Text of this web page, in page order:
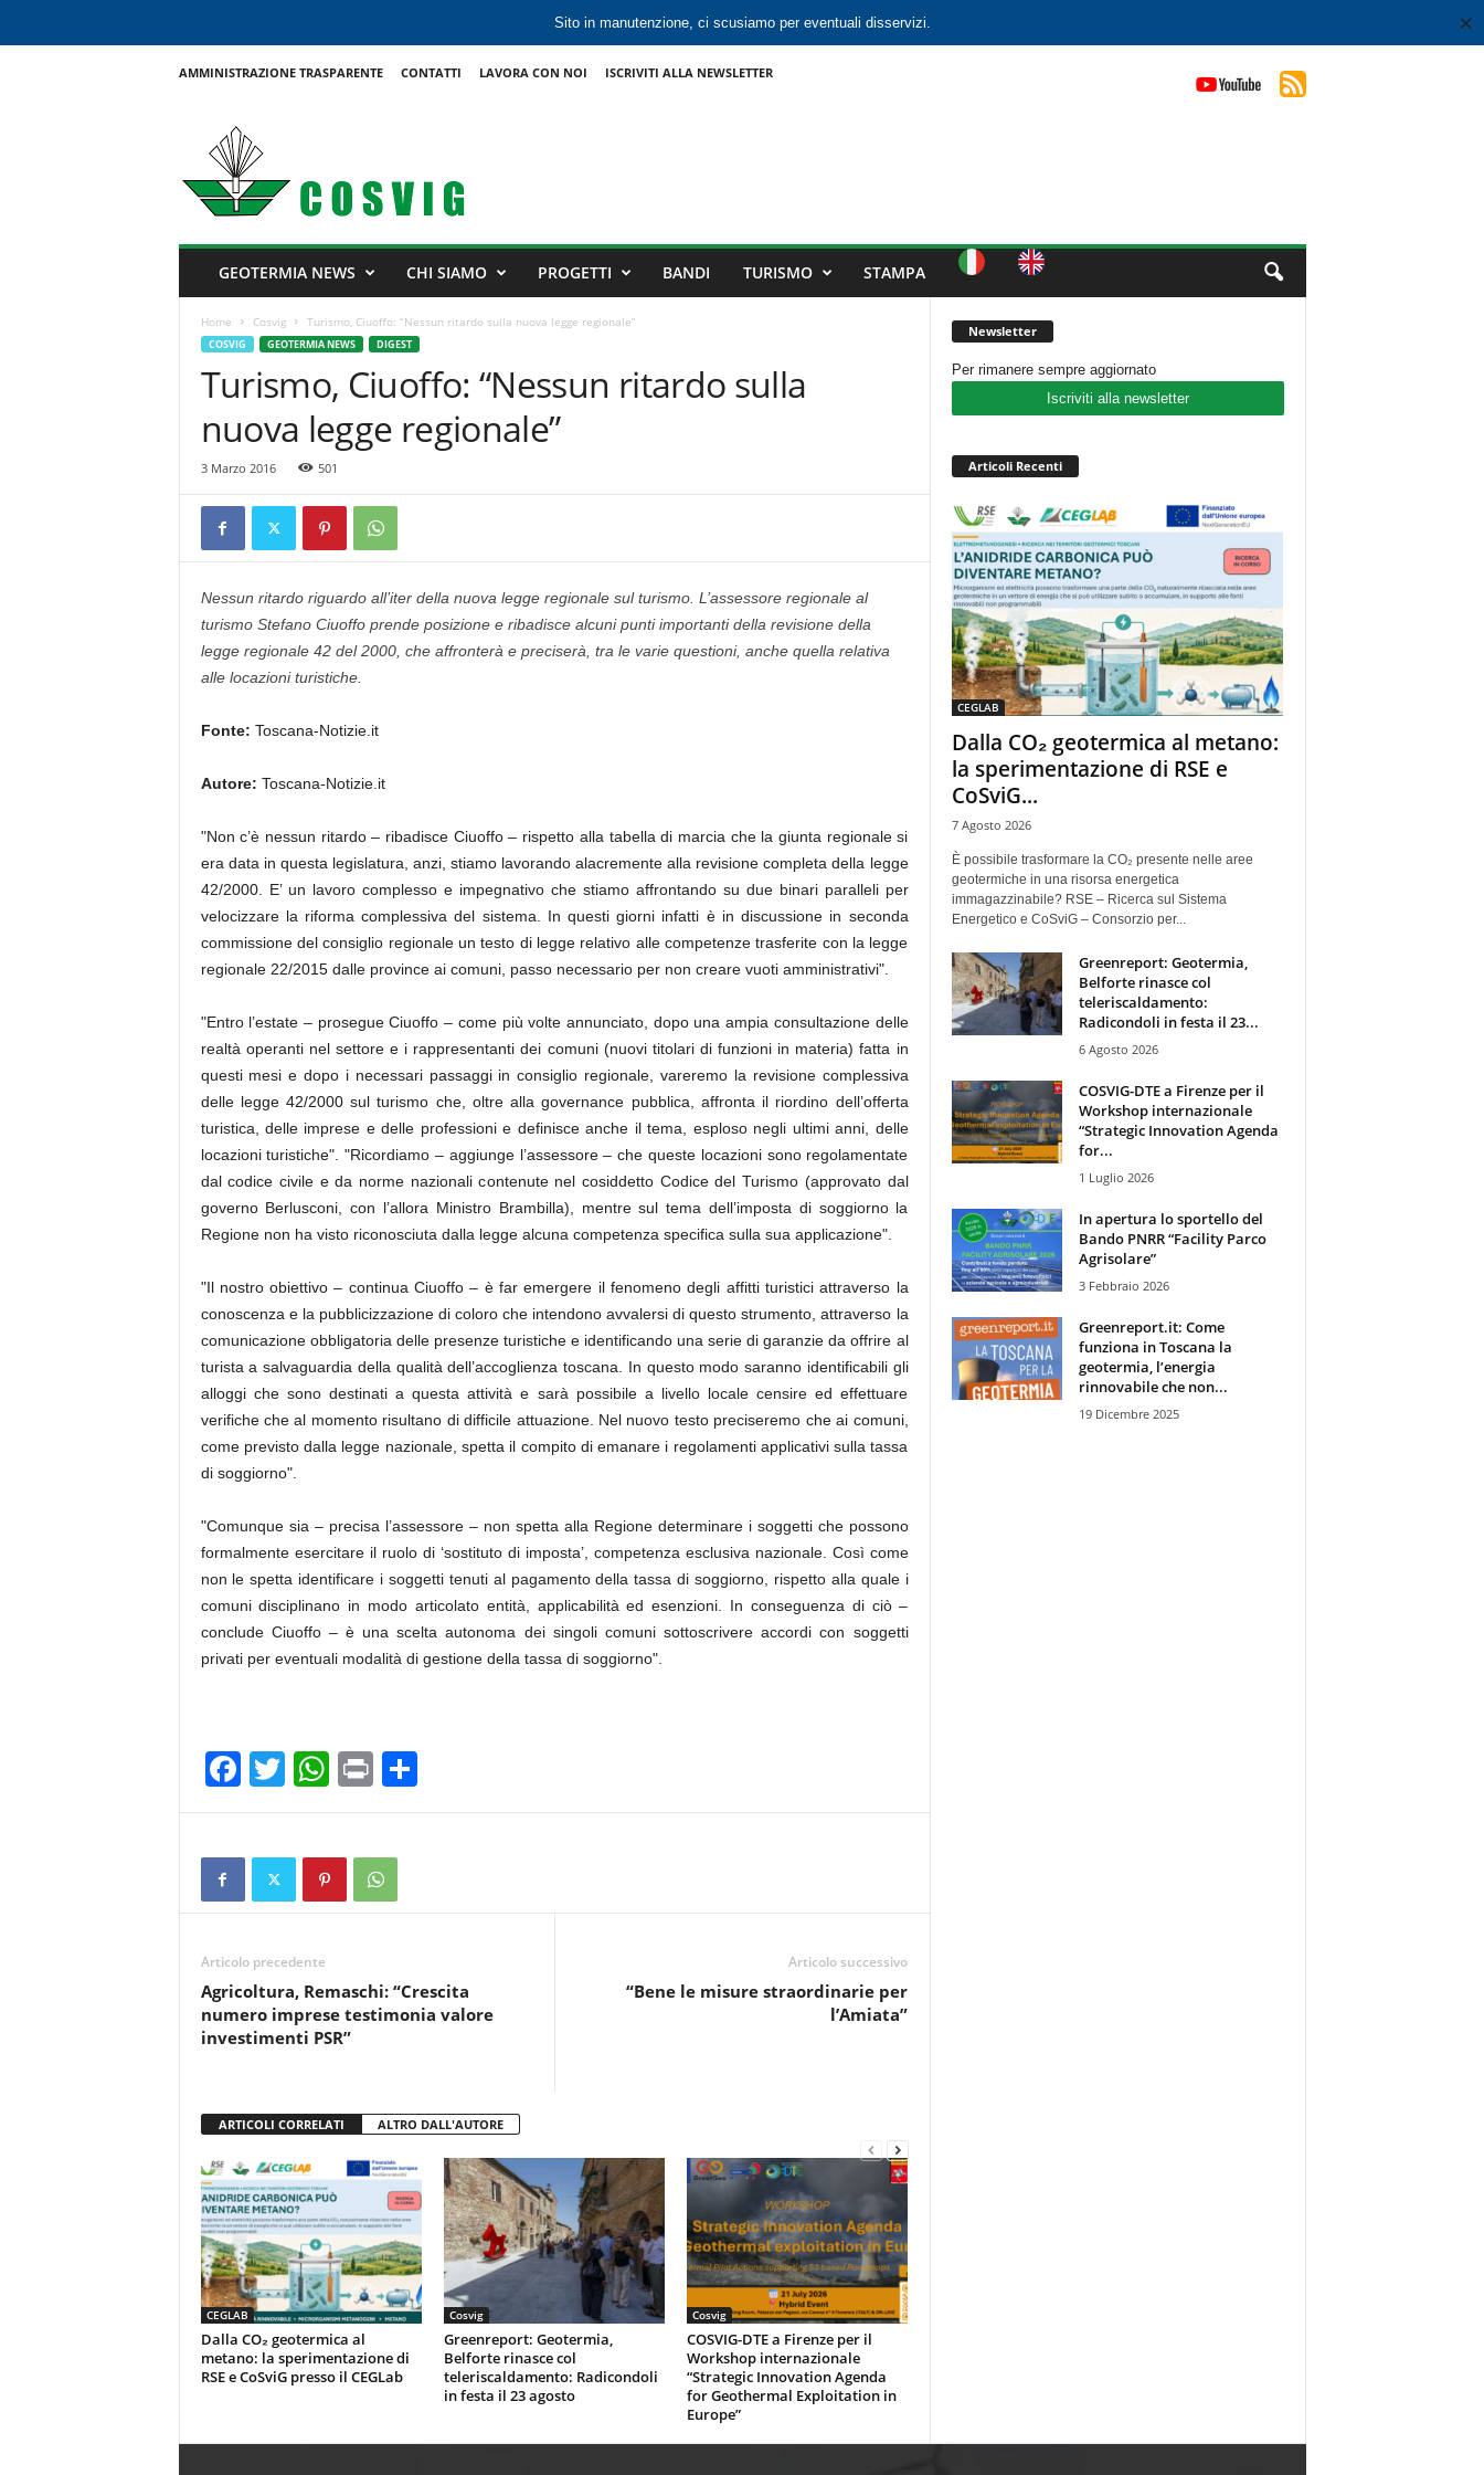
Sito in manutenzione, ci scusiamo per eventuali disservizi. ✕
AMMINISTRAZIONE TRASPARENTE CONTATTI LAVORA CON NOI ISCRIVITI ALLA NEWSLETTER
GEOTERMIA NEWS CHI SIAMO PROGETTI BANDI TURISMO STAMPA
Home Cosvig Turismo, Ciuoffo: “Nessun ritardo sulla nuova legge regionale”
COSVIG GEOTERMIA NEWS DIGEST
Turismo, Ciuoffo: “Nessun ritardo sulla
nuova legge regionale”
3 Marzo 2016 501
Nessun ritardo riguardo all’iter della nuova legge regionale sul turismo. L’assessore regionale al
turismo Stefano Ciuoffo prende posizione e ribadisce alcuni punti importanti della revisione della
legge regionale 42 del 2000, che affronterà e preciserà, tra le varie questioni, anche quella relativa
alle locazioni turistiche.
Fonte: Toscana-Notizie.it
Autore: Toscana-Notizie.it
"Non c’è nessun ritardo – ribadisce Ciuoffo – rispetto alla tabella di marcia che la giunta regionale si
era data in questa legislatura, anzi, stiamo lavorando alacremente alla revisione completa della legge
42/2000. E’ un lavoro complesso e impegnativo che stiamo affrontando su due binari paralleli per
velocizzare la riforma complessiva del sistema. In questi giorni infatti è in discussione in seconda
commissione del consiglio regionale un testo di legge relativo alle competenze trasferite con la legge
regionale 22/2015 dalle province ai comuni, passo necessario per non creare vuoti amministrativi".
"Entro l’estate – prosegue Ciuoffo – come più volte annunciato, dopo una ampia consultazione delle
realtà operanti nel settore e i rappresentanti dei comuni (nuovi titolari di funzioni in materia) fatta in
questi mesi e dopo i necessari passaggi in consiglio regionale, vareremo la revisione complessiva
delle legge 42/2000 sul turismo che, oltre alla governance pubblica, affronta il riordino dell’offerta
turistica, delle imprese e delle professioni e definisce anche il tema, esploso negli ultimi anni, delle
locazioni turistiche". "Ricordiamo – aggiunge l’assessore – che queste locazioni sono regolamentate
dal codice civile e da norme nazionali contenute nel cosiddetto Codice del Turismo (approvato dal
governo Berlusconi, con l’allora Ministro Brambilla), mentre sul tema dell’imposta di soggiorno la
Regione non ha visto riconosciuta dalla legge alcuna competenza specifica sulla sua applicazione".
"Il nostro obiettivo – continua Ciuoffo – è far emergere il fenomeno degli affitti turistici attraverso la
conoscenza e la pubblicizzazione di coloro che intendono avvalersi di questo strumento, attraverso la
comunicazione obbligatoria delle presenze turistiche e identificando una serie di garanzie da offrire al
turista a salvaguardia della qualità dell’accoglienza toscana. In questo modo saranno identificabili gli
alloggi che sono destinati a questa attività e sarà possibile a livello locale censire ed effettuare
verifiche che al momento risultano di difficile attuazione. Nel nuovo testo preciseremo che ai comuni,
come previsto dalla legge nazionale, spetta il compito di emanare i regolamenti applicativi sulla tassa
di soggiorno".
"Comunque sia – precisa l’assessore – non spetta alla Regione determinare i soggetti che possono
formalmente esercitare il ruolo di ‘sostituto di imposta’, competenza esclusiva nazionale. Così come
non le spetta identificare i soggetti tenuti al pagamento della tassa di soggiorno, rispetto alla quale i
comuni disciplinano in modo articolato entità, applicabilità ed esenzioni. In conseguenza di ciò –
conclude Ciuoffo – è una scelta autonoma dei singoli comuni sottoscrivere accordi con soggetti
privati per eventuali modalità di gestione della tassa di soggiorno".
F
a
b
o
k
T
wi
W
h
s
A
p
Pr
in o
vi
Articolo precedente
Agricoltura, Remaschi: “Crescita
numero imprese testimonia valore
investimenti PSR”
Articolo successivo
“Bene le misure straordinarie per
l’Amiata”
ARTICOLI CORRELATI ALTRO DALL'AUTORE
CEGLAB
Dalla CO₂ geotermica al
metano: la sperimentazione di
RSE e CoSviG presso il CEGLab
Cosvig
Greenreport: Geotermia,
Belforte rinasce col
teleriscaldamento: Radicondoli
in festa il 23 agosto
Cosvig
COSVIG-DTE a Firenze per il
Workshop internazionale
“Strategic Innovation Agenda
for Geothermal Exploitation in
Europe”
Newsletter
Per rimanere sempre aggiornato
Iscriviti alla newsletter
Articoli Recenti
CEGLAB
Dalla CO₂ geotermica al metano:
la sperimentazione di RSE e
CoSviG...
7 Agosto 2026
È possibile trasformare la CO₂ presente nelle aree
geotermiche in una risorsa energetica
immagazzinabile? RSE – Ricerca sul Sistema
Energetico e CoSviG – Consorzio per...
Greenreport: Geotermia,
Belforte rinasce col
teleriscaldamento:
Radicondoli in festa il 23...
6 Agosto 2026
COSVIG-DTE a Firenze per il
Workshop internazionale
“Strategic Innovation Agenda
for...
1 Luglio 2026
In apertura lo sportello del
Bando PNRR “Facility Parco
Agrisolare”
3 Febbraio 2026
Greenreport.it: Come
funziona in Toscana la
geotermia, l’energia
rinnovabile che non...
19 Dicembre 2025